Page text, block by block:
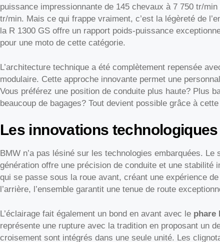
puissance impressionnante de 145 chevaux à 7 750 tr/
tr/min. Mais ce qui frappe vraiment, c’est la légèreté de
la R 1300 GS offre un rapport poids-puissance
pour une moto de cette catégorie.
L’architecture technique a été complètement repensée
modulaire. Cette approche innovante permet une
Vous préférez une position de conduite plus haute? Plus
beaucoup de bagages? Tout devient possible grâce à cette
Les innovations
BMW n’a pas lésiné sur les technologies embarquées. Le
génération offre une précision de conduite et une stabilité
qui se passe sous la roue avant, créant une expérience
l’arrière, l’ensemble garantit une tenue de route
L’éclairage fait également un bond en avant avec le phare
représente une rupture avec la tradition en proposant un
croisement sont intégrés dans une seule unité. Les